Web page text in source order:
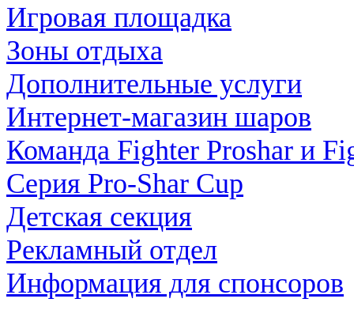
Игровая площадка
Зоны отдыха
Дополнительные услуги
Интернет-магазин шаров
Команда Fighter Proshar и
Серия Pro-Shar Cup
Детская секция
Рекламный отдел
Информация для спонсоров